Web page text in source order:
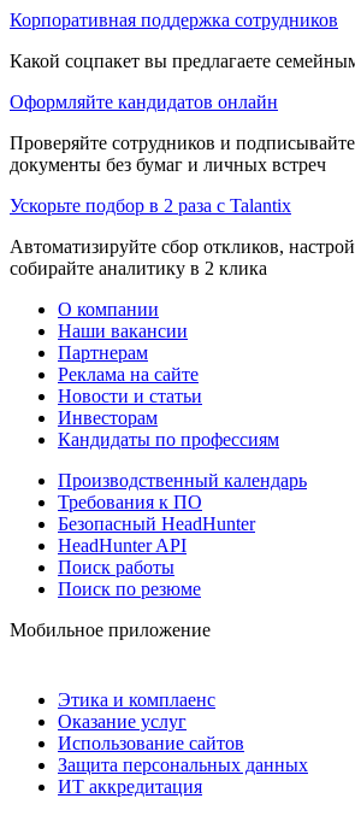
Корпоративная поддержка сотрудников
Какой соцпакет вы предлагаете
Оформляйте кандидатов онлайн
Проверяйте сотрудников и
документы без бумаг и личных встреч
Ускорьте подбор в 2 раза с Talantix
Автоматизируйте сбор откликов,
собирайте аналитику в 2 клика
О компании
Наши вакансии
Партнерам
Реклама на сайте
Новости и статьи
Инвесторам
Кандидаты по профессиям
Производственный календарь
Требования к ПО
Безопасный HeadHunter
HeadHunter API
Поиск работы
Поиск по резюме
Мобильное приложение
Этика и комплаенс
Оказание услуг
Использование сайтов
Защита персональных данных
ИТ аккредитация